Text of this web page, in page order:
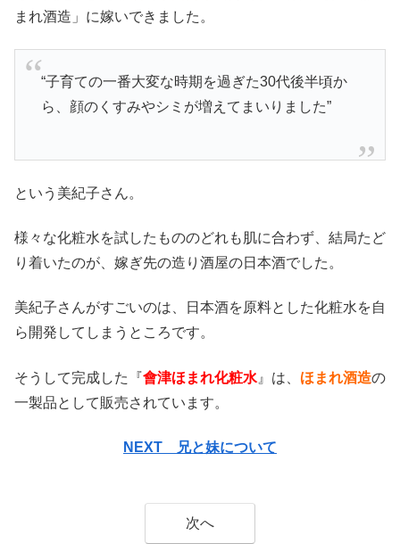
まれ酒造」に嫁いできました。
“子育ての一番大変な時期を過ぎた30代後半頃か
ら、顔のくすみやシミが増えてまいりました”
という美紀子さん。
様々な化粧水を試したもののどれも肌に合わず、結局たど
り着いたのが、嫁ぎ先の造り酒屋の日本酒でした。
美紀子さんがすごいのは、日本酒を原料とした化粧水を自
ら開発してしまうところです。
そうして完成した『會津ほまれ化粧水 』は、 ほまれ酒造の
一製品として販売されています。
NEXT 兄と妹について
次へ